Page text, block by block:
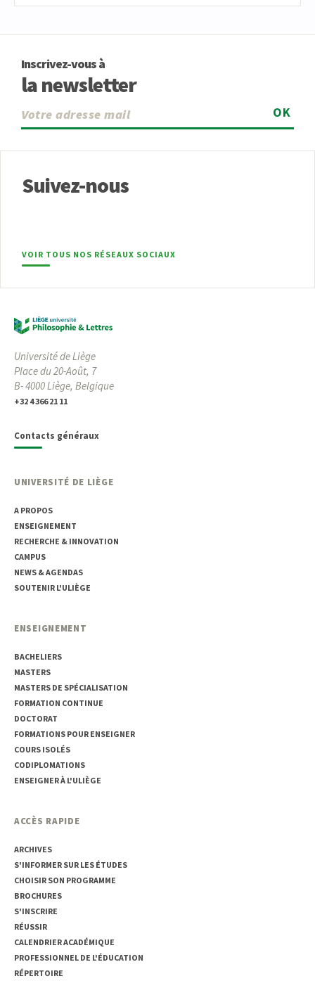
Inscrivez-vous à
la newsletter
OK
Suivez-nous
VOIR TOUS NOS RÉSEAUX SOCIAUX
Université de Liège
Place du 20-Août, 7
B- 4000 Liège, Belgique
+32 4 366 21 11
Contacts généraux
UNIVERSITÉ DE LIÈGE
A PROPOS
ENSEIGNEMENT
RECHERCHE & INNOVATION
CAMPUS
NEWS & AGENDAS
SOUTENIR L'ULIÈGE
ENSEIGNEMENT
BACHELIERS
MASTERS
MASTERS DE SPÉCIALISATION
FORMATION CONTINUE
DOCTORAT
FORMATIONS POUR ENSEIGNER
COURS ISOLÉS
CODIPLOMATIONS
ENSEIGNER À L'ULIÈGE
ACCÈS RAPIDE
ARCHIVES
S'INFORMER SUR LES ÉTUDES
CHOISIR SON PROGRAMME
BROCHURES
S'INSCRIRE
RÉUSSIR
CALENDRIER ACADÉMIQUE
PROFESSIONNEL DE L'ÉDUCATION
RÉPERTOIRE